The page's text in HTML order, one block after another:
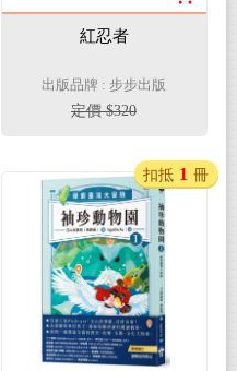
紅忍者
出版品牌 : 步步出版
定價 $320
扣抵 1 冊